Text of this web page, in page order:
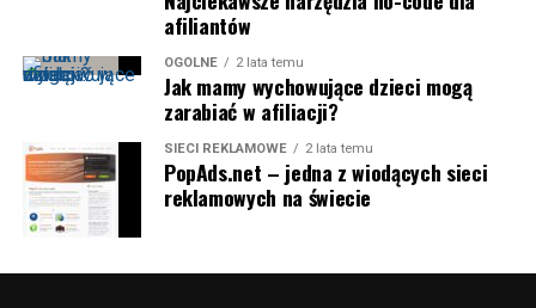
afiliantów
OGÓLNE 2 lata temu
Jak mamy wychowujące dzieci mogą
zarabiać w afiliacji?
SIECI REKLAMOWE 2 lata temu
PopAds.net – jedna z wiodących sieci
reklamowych na świecie